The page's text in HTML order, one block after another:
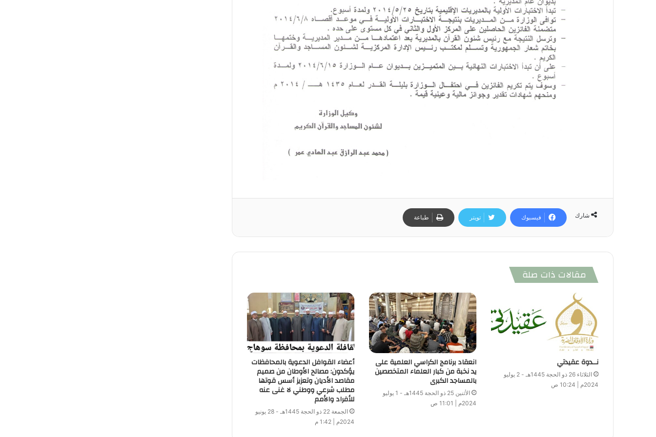
شارك فيسبوك تويتر طباعة
مقالات ذات صلة
نــدوة عقيدتي
الثلاثاء 26 ذو الحجة 1445هـ - 2 يوليو
2024م | 10:24 ص
انعقاد برنامج الكراسي العلمية على
يد نخبة من كبار العلماء المتخصصين
بالمساجد الكبرى
الأثنين 25 ذو الحجة 1445هـ - 1 يوليو
2024م | 11:01 ص
أعضاء القوافل الدعوية بالمحافظات
يؤكدون: مصالح الأوطان من صميم
مقاصد الأديان وتعزيز أسس قوتها
مطلب شرعي ووطني لا غنى عنه
للأفراد والأمم
الجمعة 22 ذو الحجة 1445هـ - 28 يونيو
2024م | 1:42 م